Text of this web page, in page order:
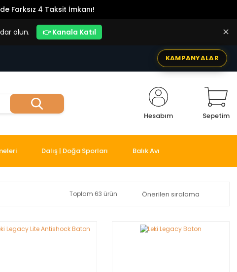
Farksız 4 Taksit İmkanı!
olun. 👉 Kanala Katıl ✕
KAMPANYALAR
Hesabım Sepetim
Dalış | Doğa Sporları Balık Avı
Toplam 63 ürün